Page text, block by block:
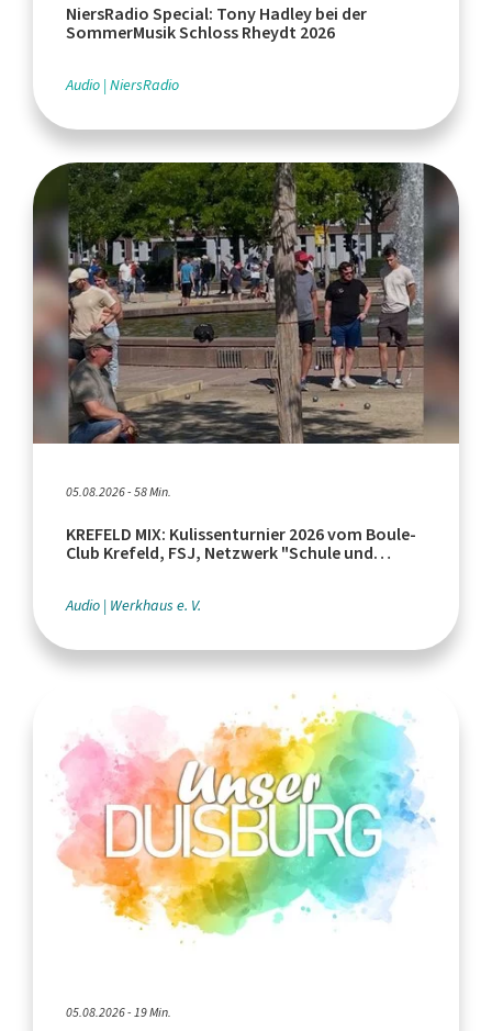
NiersRadio Special: Tony Hadley bei der
SommerMusik Schloss Rheydt 2026
Audio NiersRadio
05.08.2026 - 58 Min.
KREFELD MIX: Kulissenturnier 2026 vom Boule-
Club Krefeld, FSJ, Netzwerk "Schule und
Audio Werkhaus e. V.
05.08.2026 - 19 Min.